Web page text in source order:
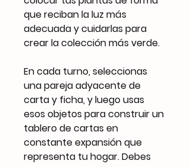
que reciban la luz más
adecuada y cuidarlas para
crear la colección más verde.
En cada turno, seleccionas
una pareja adyacente de
carta y ficha, y luego usas
esos objetos para construir un
tablero de cartas en
constante expansión que
representa tu hogar. Debes